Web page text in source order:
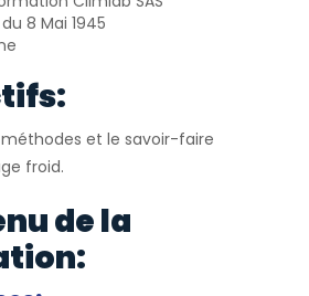
8 Mai 1945
et le savoir-faire
froid.
de la